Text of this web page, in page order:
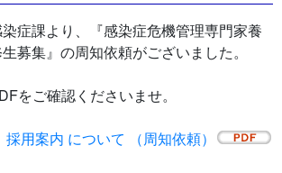
症課より、『感染症危機管理専門家養
募集』の周知依頼がございました。
をご確認くださいませ。
用案内 について （周知依頼）